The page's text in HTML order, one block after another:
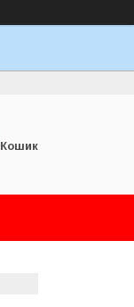
Кошик